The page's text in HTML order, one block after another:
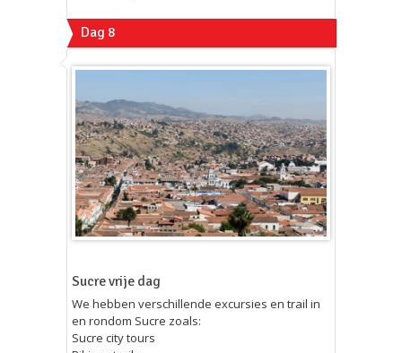
Dag 8
Sucre vrije dag
We hebben verschillende excursies en trail in
en rondom Sucre zoals:
Sucre city tours